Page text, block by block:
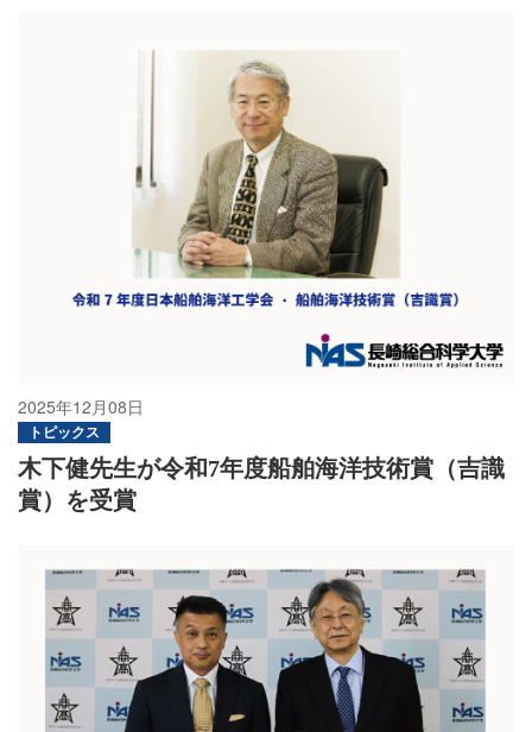
2025年12月08日
トピックス
木下健先生が令和7年度船舶海洋技術賞（吉識
賞）を受賞